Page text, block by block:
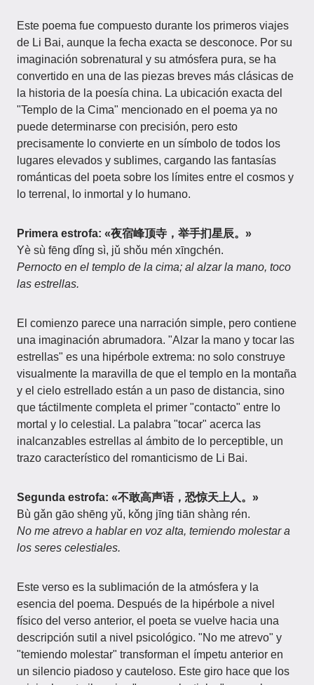
Este poema fue compuesto durante los primeros viajes
de Li Bai, aunque la fecha exacta se desconoce. Por su
imaginación sobrenatural y su atmósfera pura, se ha
convertido en una de las piezas breves más clásicas de
la historia de la poesía china. La ubicación exacta del
"Templo de la Cima" mencionado en el poema ya no
puede determinarse con precisión, pero esto
precisamente lo convierte en un símbolo de todos los
lugares elevados y sublimes, cargando las fantasías
románticas del poeta sobre los límites entre el cosmos y
lo terrenal, lo inmortal y lo humano.
Primera estrofa: «夜宿峰顶寺，举手扪星辰。»
Yè sù fēng dǐng sì, jǔ shǒu mén xīngchén.
Pernocto en el templo de la cima; al alzar la mano, toco
las estrellas.
El comienzo parece una narración simple, pero contiene
una imaginación abrumadora. "Alzar la mano y tocar las
estrellas" es una hipérbole extrema: no solo construye
visualmente la maravilla de que el templo en la montaña
y el cielo estrellado están a un paso de distancia, sino
que táctilmente completa el primer "contacto" entre lo
mortal y lo celestial. La palabra "tocar" acerca las
inalcanzables estrellas al ámbito de lo perceptible, un
trazo característico del romanticismo de Li Bai.
Segunda estrofa: «不敢高声语，恐惊天上人。»
Bù gǎn gāo shēng yǔ, kǒng jīng tiān shàng rén.
No me atrevo a hablar en voz alta, temiendo molestar a
los seres celestiales.
Este verso es la sublimación de la atmósfera y la
esencia del poema. Después de la hipérbole a nivel
físico del verso anterior, el poeta se vuelve hacia una
descripción sutil a nivel psicológico. "No me atrevo" y
"temiendo molestar" transforman el ímpetu anterior en
un silencio piadoso y cauteloso. Este giro hace que los